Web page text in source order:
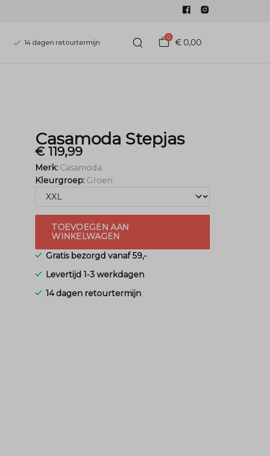
14 dagen retourtermijn
0
€ 0,00
Casamoda Stepjas
€ 119,99
Merk: Casamoda
Kleurgroep: Groen
TOEVOEGEN AAN
WINKELWAGEN
Gratis bezorgd vanaf 59,-
Levertijd 1-3 werkdagen
14 dagen retourtermijn